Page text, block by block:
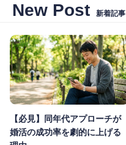
New Post 新着記事
【必見】同年代アプローチが
婚活の成功率を劇的に上げる